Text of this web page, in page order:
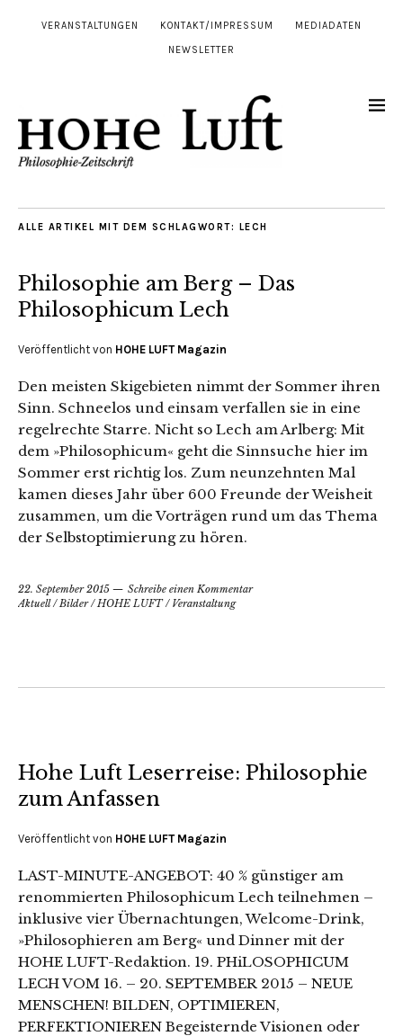
VERANSTALTUNGEN KONTAKT/IMPRESSUM MEDIADATEN
NEWSLETTER
ALLE ARTIKEL MIT DEM SCHLAGWORT: LECH
Philosophie am Berg – Das
Philosophicum Lech
Veröffentlicht von HOHE LUFT Magazin
Den meisten Skigebieten nimmt der Sommer ihren
Sinn. Schneelos und einsam verfallen sie in eine
regelrechte Starre. Nicht so Lech am Arlberg: Mit
dem »Philosophicum« geht die Sinnsuche hier im
Sommer erst richtig los. Zum neunzehnten Mal
kamen dieses Jahr über 600 Freunde der Weisheit
zusammen, um die Vorträgen rund um das Thema
der Selbstoptimierung zu hören.
22. September 2015
Schreibe einen Kommentar
Aktuell/Bilder/HOHE LUFT/ Veranstaltung
Hohe Luft Leserreise: Philosophie
zum Anfassen
Veröffentlicht von HOHE LUFT Magazin
LAST-MINUTE-ANGEBOT: 40 % günstiger am
renommierten Philosophicum Lech teilnehmen –
inklusive vier Übernachtungen, Welcome-Drink,
»Philosophieren am Berg« und Dinner mit der
HOHE LUFT-Redaktion. 19. PHiLOSOPHICUM
LECH VOM 16. – 20. SEPTEMBER 2015 – NEUE
MENSCHEN! BILDEN, OPTIMIEREN,
PERFEKTIONIEREN Begeisternde Visionen oder